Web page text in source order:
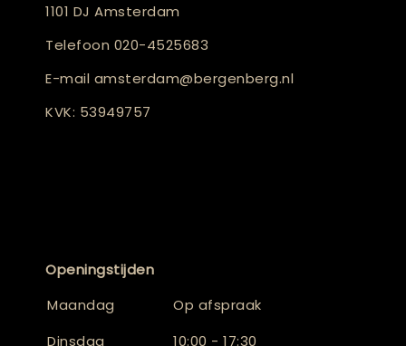
1101 DJ Amsterdam
Telefoon 020-4525683
E-mail amsterdam@bergenberg.nl
KVK: 53949757
Openingstijden
Maandag
Op afspraak
Dinsdag
10:00 - 17:30